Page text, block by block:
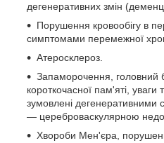
дегенеративних змін
Порушення кровообігу в
симптомами перемежної
Атеросклероз.
Запаморочення, головний
короткочасної пам'яті, уваги
зумовлені
— цереброваскулярною
Хвороби Мен'єра,